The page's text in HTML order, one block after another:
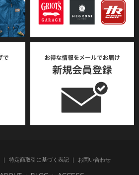
特定商取引に基づく表記 お問い合わせ